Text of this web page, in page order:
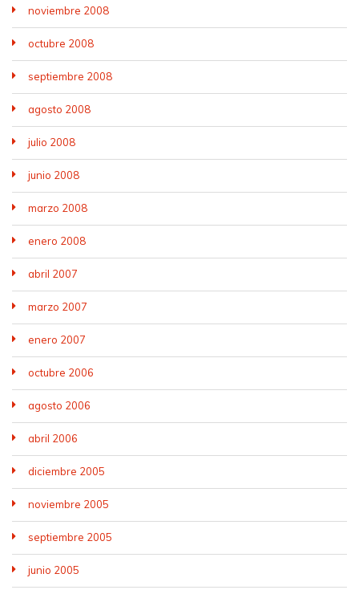
noviembre 2008
octubre 2008
septiembre 2008
agosto 2008
julio 2008
junio 2008
marzo 2008
enero 2008
abril 2007
marzo 2007
enero 2007
octubre 2006
agosto 2006
abril 2006
diciembre 2005
noviembre 2005
septiembre 2005
junio 2005